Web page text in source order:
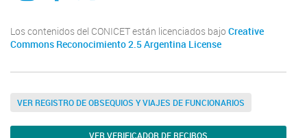
Los contenidos del CONICET están licenciados bajo Creative
Commons Reconocimiento 2.5 Argentina License
VER REGISTRO DE OBSEQUIOS Y VIAJES DE FUNCIONARIOS
VER VERIFICADOR DE RECIBOS